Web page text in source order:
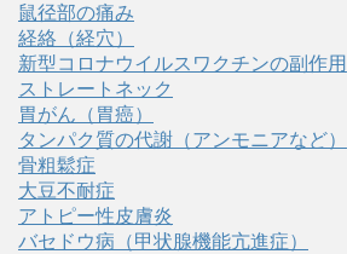
鼠径部の痛み
経絡（経穴）
新型コロナウイルスワクチンの副作用
ストレートネック
胃がん（胃癌）
タンパク質の代謝（アンモニアなど）
骨粗鬆症
大豆不耐症
アトピー性皮膚炎
バセドウ病（甲状腺機能亢進症）